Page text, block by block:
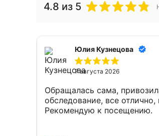
4.8 из 5
Юлия Кузнецова
7 августа 2026
Обращалась сама,
обследование, все отлично,
Рекомендую к посещению.